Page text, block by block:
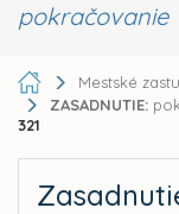
pokračovanie
Mestské
ZASADNUTIE:
321